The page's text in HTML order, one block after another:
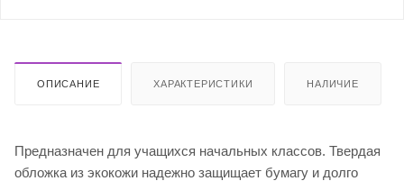
ОПИСАНИЕ ХАРАКТЕРИСТИКИ НАЛИЧИЕ
Предназначен для учащихся начальных классов. Твердая
обложка из экокожи надежно защищает бумагу и долго